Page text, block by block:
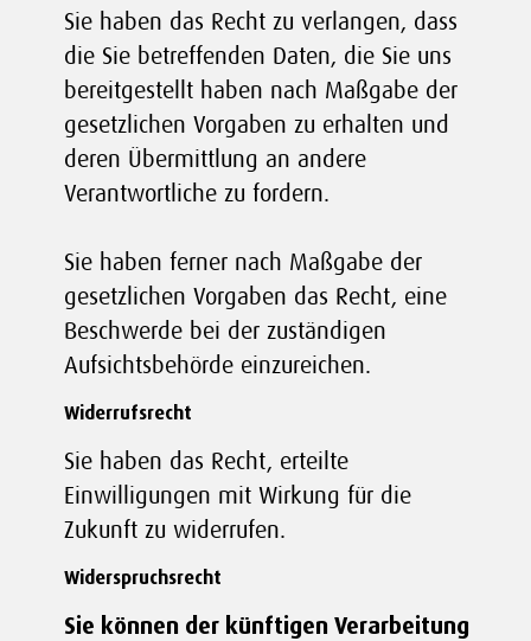
Sie haben das Recht zu verlangen, dass
die Sie betreffenden Daten, die Sie uns
bereitgestellt haben nach Maßgabe der
gesetzlichen Vorgaben zu erhalten und
deren Übermittlung an andere
Verantwortliche zu fordern.
Sie haben ferner nach Maßgabe der
gesetzlichen Vorgaben das Recht, eine
Beschwerde bei der zuständigen
Aufsichtsbehörde einzureichen.
Widerrufsrecht
Sie haben das Recht, erteilte
Einwilligungen mit Wirkung für die
Zukunft zu widerrufen.
Widerspruchsrecht
Sie können der künftigen Verarbeitung